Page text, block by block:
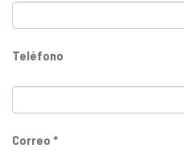
Teléfono
Correo *